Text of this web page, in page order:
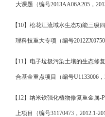
大课题（编号2013AA06A205，
【 10】 松花江流域水生态功能三级
理科技重大专项（编号
【 11 】 电子垃圾污染土壤的生态修
合基金重点项目（编号U1133006，
【 12】 纳米铁强化植物修复重金属-
上项目 （编号31170473， 2012.1-